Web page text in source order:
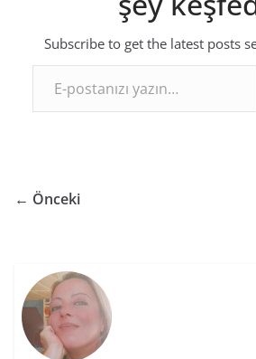
Subscribe to get the latest posts
E-postanızı yazın…
← Önceki